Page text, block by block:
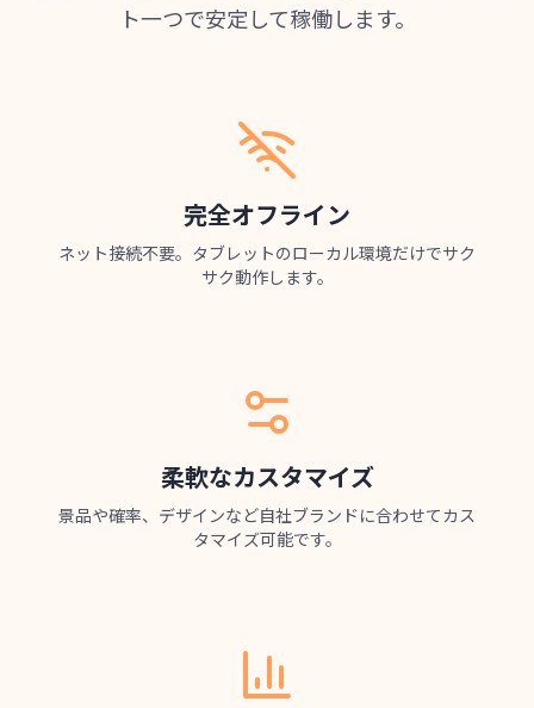
ト一つで安定して稼働します。
完全オフライン
ネット接続不要。タブレットのローカル環境だけでサク
サク動作します。
柔軟なカスタマイズ
景品や確率、デザインなど自社ブランドに合わせてカス
タマイズ可能です。